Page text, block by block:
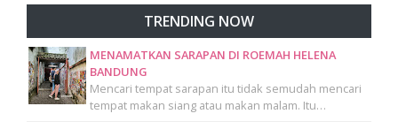
TRENDING NOW
MENAMATKAN SARAPAN DI ROEMAH HELENA
BANDUNG
Mencari tempat sarapan itu tidak semudah mencari
tempat makan siang atau makan malam. Itu…